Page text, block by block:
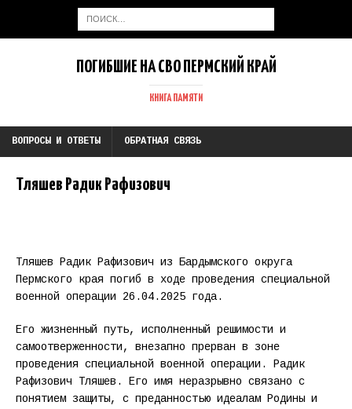
ПОГИБШИЕ НА СВО ПЕРМСКИЙ КРАЙ
КНИГА ПАМЯТИ
ВОПРОСЫ И ОТВЕТЫ ОБРАТНАЯ СВЯЗЬ
Тляшев Радик Рафизович
Тляшев Радик Рафизович из Бардымского округа
Пермского края погиб в ходе проведения специальной
военной операции 26.04.2025 года.
Его жизненный путь, исполненный решимости и
самоотверженности, внезапно прерван в зоне
проведения специальной военной операции. Радик
Рафизович Тляшев. Его имя неразрывно связано с
понятием защиты, с преданностью идеалам Родины и